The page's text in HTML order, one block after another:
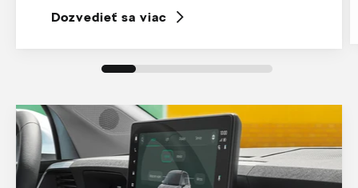
Dozvedieť sa viac